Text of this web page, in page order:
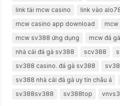
link tải mcw casino
link vào
mcw casino app download
mcw
mcw sv388 ứng dụng
mcw đá
nhà cái đá gà sv388
scv388
sv388 casino. đá gà sv388
sv388 nhà cái đá gà uy tín châu á
sv388sv388
sv388top